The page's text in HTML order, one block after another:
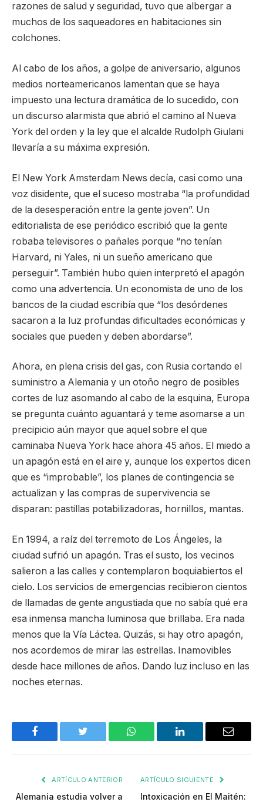
razones de salud y seguridad, tuvo que albergar a
muchos de los saqueadores en habitaciones sin
colchones.
Al cabo de los años, a golpe de aniversario, algunos
medios norteamericanos lamentan que se haya
impuesto una lectura dramática de lo sucedido, con
un discurso alarmista que abrió el camino al Nueva
York del orden y la ley que el alcalde Rudolph Giulani
llevaría a su máxima expresión.
El New York Amsterdam News decía, casi como una
voz disidente, que el suceso mostraba “la profundidad
de la desesperación entre la gente joven”. Un
editorialista de ese periódico escribió que la gente
robaba televisores o pañales porque “no tenían
Harvard, ni Yales, ni un sueño americano que
perseguir”. También hubo quien interpretó el apagón
como una advertencia. Un economista de uno de los
bancos de la ciudad escribía que “los desórdenes
sacaron a la luz profundas dificultades económicas y
sociales que pueden y deben abordarse”.
Ahora, en plena crisis del gas, con Rusia cortando el
suministro a Alemania y un otoño negro de posibles
cortes de luz asomando al cabo de la esquina, Europa
se pregunta cuánto aguantará y teme asomarse a un
precipicio aún mayor que aquel sobre el que
caminaba Nueva York hace ahora 45 años. El miedo a
un apagón está en el aire y, aunque los expertos dicen
que es “improbable”, los planes de contingencia se
actualizan y las compras de supervivencia se
disparan: pastillas potabilizadoras, hornillos, mantas.
En 1994, a raíz del terremoto de Los Ángeles, la
ciudad sufrió un apagón. Tras el susto, los vecinos
salieron a las calles y contemplaron boquiabiertos el
cielo. Los servicios de emergencias recibieron cientos
de llamadas de gente angustiada que no sabía qué era
esa inmensa mancha luminosa que brillaba. Era nada
menos que la Vía Láctea. Quizás, si hay otro apagón,
nos acordemos de mirar las estrellas. Inamovibles
desde hace millones de años. Dando luz incluso en las
noches eternas.
Facebook Twitter WhatsApp LinkedIn Email
ARTÍCULO ANTERIOR
Alemania estudia volver a
ARTÍCULO SIGUIENTE
Intoxicación en El Maitén: